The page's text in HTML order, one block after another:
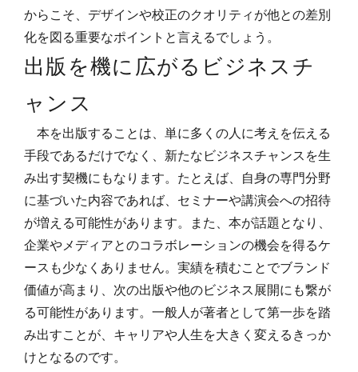
からこそ、デザインや校正のクオリティが他との差別
化を図る重要なポイントと言えるでしょう。
出版を機に広がるビジネスチ
ャンス
本を出版することは、単に多くの人に考えを伝える
手段であるだけでなく、新たなビジネスチャンスを生
み出す契機にもなります。たとえば、自身の専門分野
に基づいた内容であれば、セミナーや講演会への招待
が増える可能性があります。また、本が話題となり、
企業やメディアとのコラボレーションの機会を得るケ
ースも少なくありません。実績を積むことでブランド
価値が高まり、次の出版や他のビジネス展開にも繋が
る可能性があります。一般人が著者として第一歩を踏
み出すことが、キャリアや人生を大きく変えるきっか
けとなるのです。